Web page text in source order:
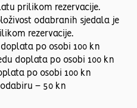
prilikom rezervacije.
odabranih sjedala je
rezervacije.
po osobi 100 kn
doplata po osobi 100 kn
po osobi 100 kn
– 50 kn